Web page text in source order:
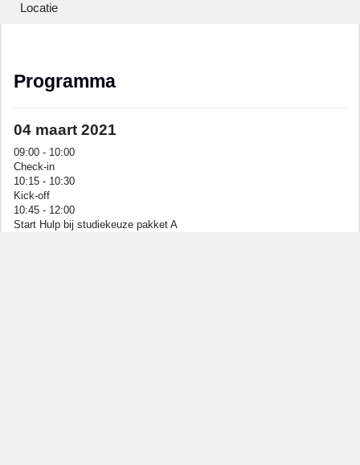
Locatie
Programma
04 maart 2021
09:00 - 10:00
Check-in
10:15 - 10:30
Kick-off
10:45 - 12:00
Start Hulp bij studiekeuze pakket A